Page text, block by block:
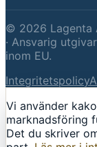
© 2026 Lagenta
· Ansvarig
inom EU.
Integritetspolicy
Vi använder
marknadsföring
Det du skriver